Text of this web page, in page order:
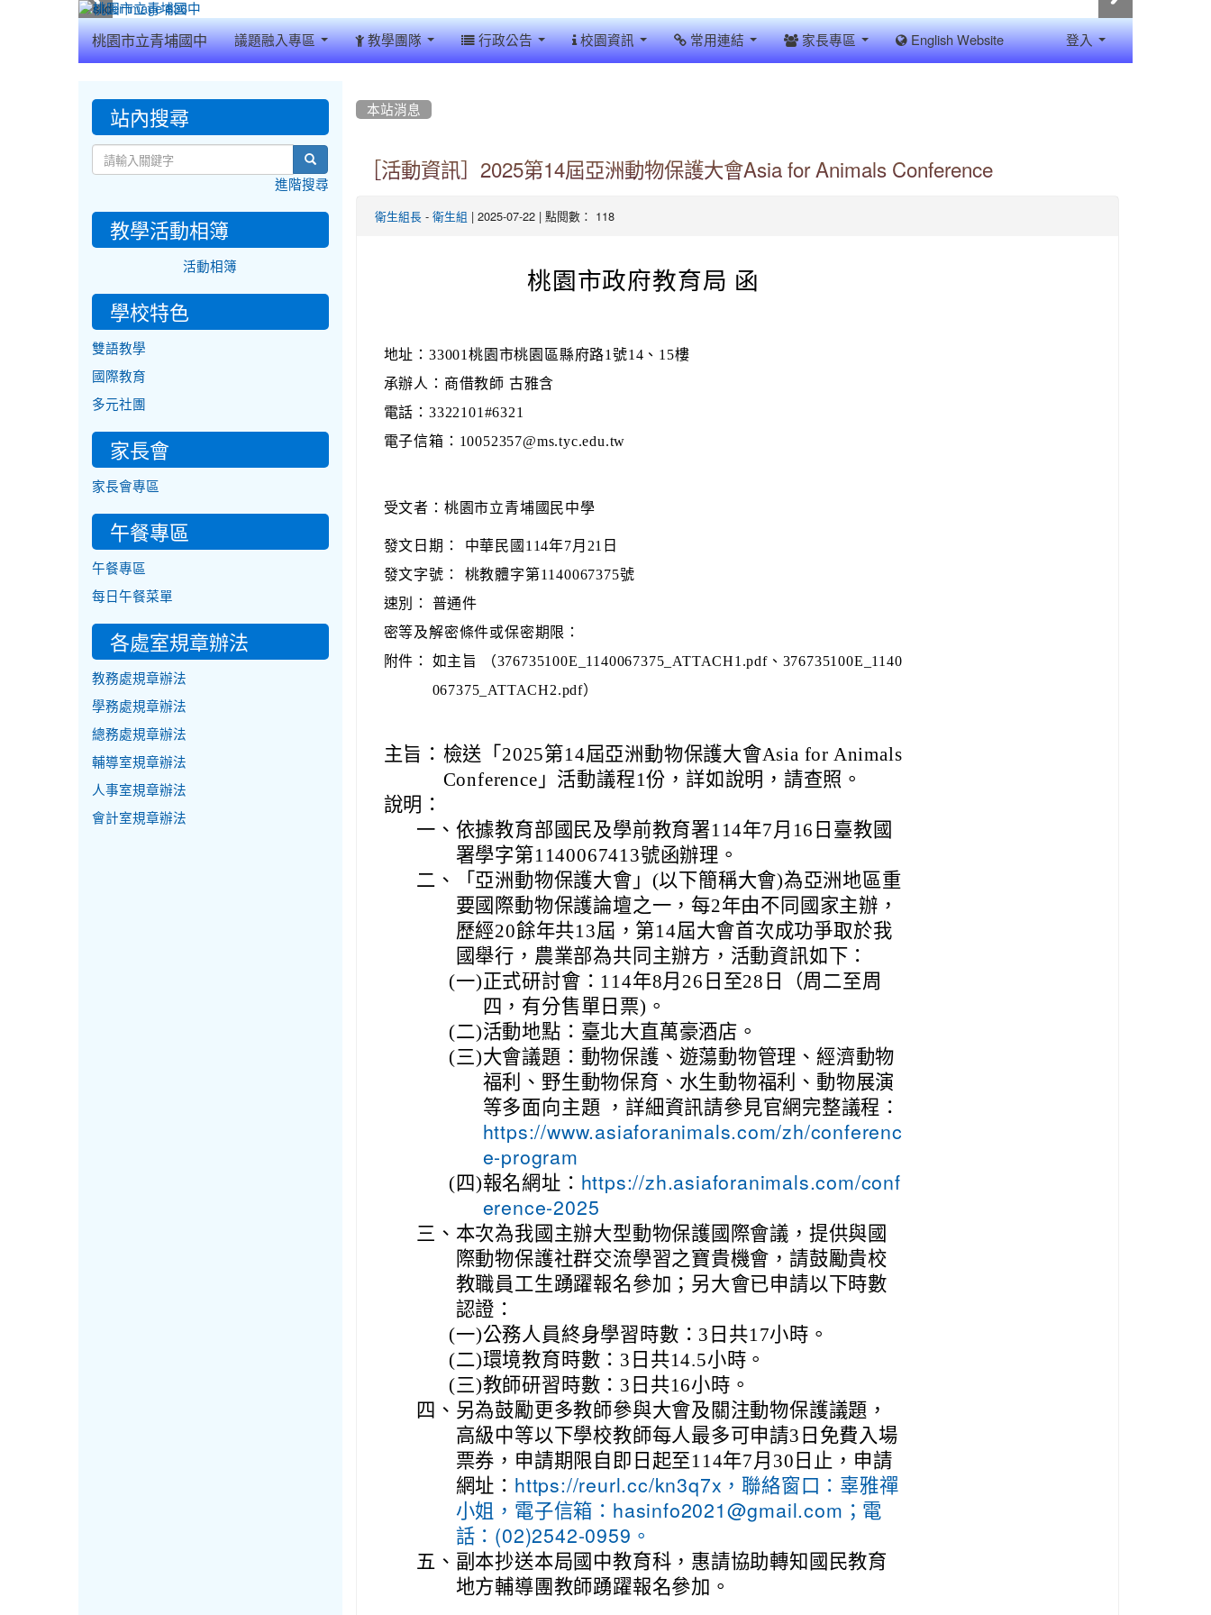
桃園市立青埔國中 議題融入專區 教學團隊 行政公告 校園資訊 常用連結 家長專區 English Website 登入
本站消息
［活動資訊］2025第14屆亞洲動物保護大會Asia for Animals Conference
衛生組長- 衛生組 | 2025-07-22 | 點閱數： 118
桃園市政府教育局 函
地址：33001桃園市桃園區縣府路1號14、15樓
承辦人：商借教師 古雅含
電話：3322101#6321
電子信箱：10052357@ms.tyc.edu.tw
受文者：桃園市立青埔國民中學
發文日期：
中華民國114年7月21日
發文字號：
桃教體字第1140067375號
速別：
普通件
密等及解密條件或保密期限：
附件：
如主旨 （376735100E_1140067375_ATTACH1.pdf、376735100E_1140
067375_ATTACH2.pdf）
主旨： 檢送「2025第14屆亞洲動物保護大會Asia for Animals
Conference」活動議程1份，詳如說明，請查照。
說明：
一、 依據教育部國民及學前教育署114年7月16日臺教國
署學字第1140067413號函辦理。
二、
「亞洲動物保護大會」(以下簡稱大會)為亞洲地區重
要國際動物保護論壇之一，每2年由不同國家主辦，
歷經20餘年共13屆，第14屆大會首次成功爭取於我
國舉行，農業部為共同主辦方，活動資訊如下：
(一)正式研討會：114年8月26日至28日（周二至周
四，有分售單日票)。
(二)活動地點：臺北大直萬豪酒店。
(三)大會議題：動物保護、遊蕩動物管理、經濟動物
福利、野生動物保育、水生動物福利、動物展演
等多面向主題 ，詳細資訊請參見官網完整議程：
https://www.asiaforanimals.com/zh/conferenc
e-program
(四)報名網址： https://zh.asiaforanimals.com/conf
erence-2025
三、 本次為我國主辦大型動物保護國際會議，提供與國
際動物保護社群交流學習之寶貴機會，請鼓勵貴校
教職員工生踴躍報名參加；另大會已申請以下時數
認證：
(一)公務人員終身學習時數：3日共17小時。
(二)環境教育時數：3日共14.5小時。
(三)教師研習時數：3日共16小時。
四、 另為鼓勵更多教師參與大會及關注動物保護議題，
高級中等以下學校教師每人最多可申請3日免費入場
票券，申請期限自即日起至114年7月30日止，申請
網址： https://reurl.cc/kn3q7x，聯絡窗口：辜雅禪
小姐，電子信箱：hasinfo2021@gmail.com；電
話：(02)2542-0959。
五、 副本抄送本局國中教育科，惠請協助轉知國民教育
地方輔導團教師踴躍報名參加。
::: 站內搜尋
search
進階搜尋
教學活動相簿
活動相簿
學校特色
雙語教學
國際教育
多元社團
家長會
家長會專區
午餐專區
午餐專區
每日午餐菜單
各處室規章辦法
教務處規章辦法
學務處規章辦法
總務處規章辦法
輔導室規章辦法
人事室規章辦法
會計室規章辦法